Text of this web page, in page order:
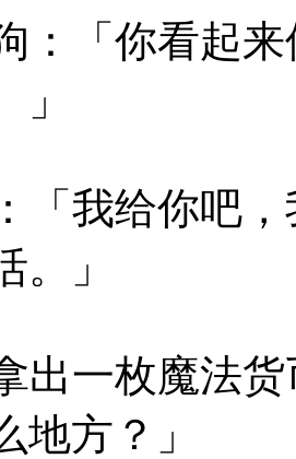
：「你看起来
「我给你吧，
。」
出一枚魔法货
地方？」